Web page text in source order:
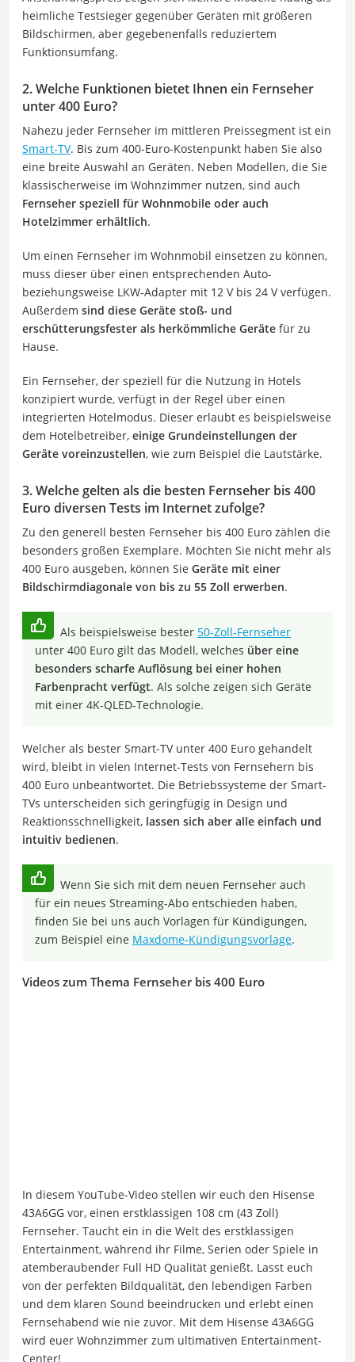
heimliche Testsieger gegenüber Geräten mit größeren
Bildschirmen, aber gegebenenfalls reduziertem
Funktionsumfang.
2. Welche Funktionen bietet Ihnen ein Fernseher
unter 400 Euro?
Nahezu jeder Fernseher im mittleren Preissegment ist ein
Smart-TV. Bis zum 400-Euro-Kostenpunkt haben Sie also
eine breite Auswahl an Geräten. Neben Modellen, die Sie
klassischerweise im Wohnzimmer nutzen, sind auch
Fernseher speziell für Wohnmobile oder auch
Hotelzimmer erhältlich.
Um einen Fernseher im Wohnmobil einsetzen zu können,
muss dieser über einen entsprechenden Auto-
beziehungsweise LKW-Adapter mit 12 V bis 24 V verfügen.
Außerdem sind diese Geräte stoß- und
erschütterungsfester als herkömmliche Geräte für zu
Hause.
Ein Fernseher, der speziell für die Nutzung in Hotels
konzipiert wurde, verfügt in der Regel über einen
integrierten Hotelmodus. Dieser erlaubt es beispielsweise
dem Hotelbetreiber, einige Grundeinstellungen der
Geräte voreinzustellen, wie zum Beispiel die Lautstärke.
3. Welche gelten als die besten Fernseher bis 400
Euro diversen Tests im Internet zufolge?
Zu den generell besten Fernseher bis 400 Euro zählen die
besonders großen Exemplare. Möchten Sie nicht mehr als
400 Euro ausgeben, können Sie Geräte mit einer
Bildschirmdiagonale von bis zu 55 Zoll erwerben.
Als beispielsweise bester 50-Zoll-Fernseher
unter 400 Euro gilt das Modell, welches über eine
besonders scharfe Auflösung bei einer hohen
Farbenpracht verfügt. Als solche zeigen sich Geräte
mit einer 4K-QLED-Technologie.
Welcher als bester Smart-TV unter 400 Euro gehandelt
wird, bleibt in vielen Internet-Tests von Fernsehern bis
400 Euro unbeantwortet. Die Betriebssysteme der Smart-
TVs unterscheiden sich geringfügig in Design und
Reaktionsschnelligkeit, lassen sich aber alle einfach und
intuitiv bedienen.
Wenn Sie sich mit dem neuen Fernseher auch
für ein neues Streaming-Abo entschieden haben,
finden Sie bei uns auch Vorlagen für Kündigungen,
zum Beispiel eine Maxdome-Kündigungsvorlage.
Videos zum Thema Fernseher bis 400 Euro
In diesem YouTube-Video stellen wir euch den Hisense
43A6GG vor, einen erstklassigen 108 cm (43 Zoll)
Fernseher. Taucht ein in die Welt des erstklassigen
Entertainment, während ihr Filme, Serien oder Spiele in
atemberaubender Full HD Qualität genießt. Lasst euch
von der perfekten Bildqualität, den lebendigen Farben
und dem klaren Sound beeindrucken und erlebt einen
Fernsehabend wie nie zuvor. Mit dem Hisense 43A6GG
wird euer Wohnzimmer zum ultimativen Entertainment-
Center!